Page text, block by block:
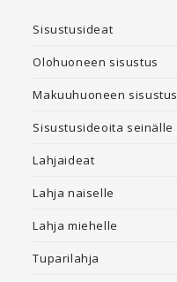
Sisustusideat
Olohuoneen sisustus
Makuuhuoneen sisustus
Sisustusideoita seinälle
Lahjaideat
Lahja naiselle
Lahja miehelle
Tuparilahja